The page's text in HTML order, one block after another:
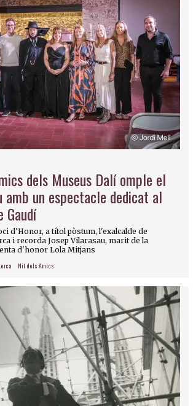
dels Museus Dalí omple el
amb un espectacle dedicat al
Gaudí
d'Honor, a títol pòstum, l'exalcalde de
i recorda Josep Vilarasau, marit de la
d'honor Lola Mitjans
Nit dels Amics